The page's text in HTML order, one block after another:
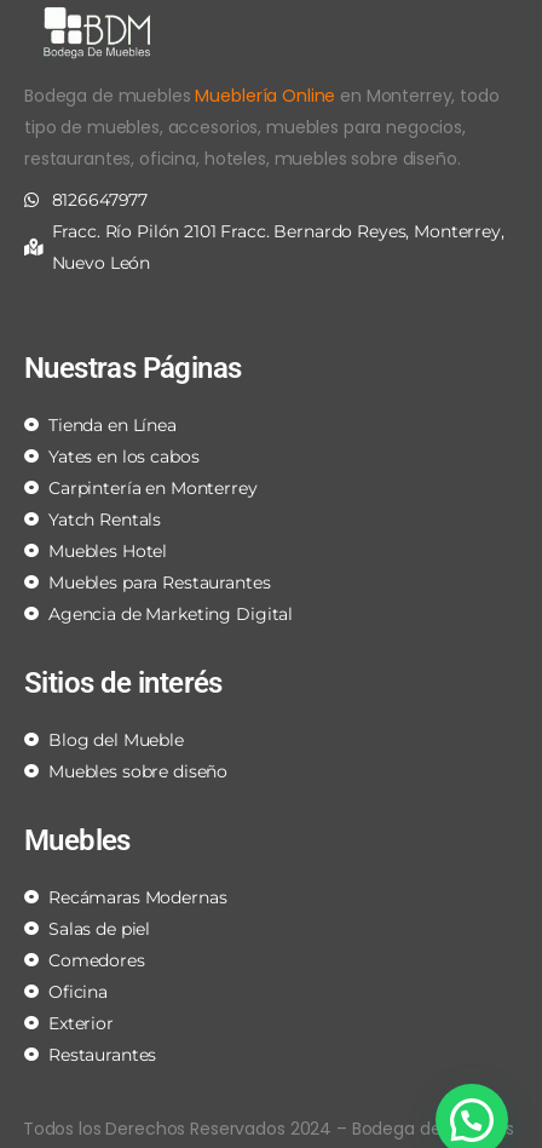
Bodega de mueblesMueblería Online en Monterrey, todo
tipo de muebles, accesorios, muebles para negocios,
restaurantes, oficina, hoteles, muebles sobre diseño.
8126647977
Fracc. Río Pilón 2101 Fracc. Bernardo Reyes, Monterrey,
Nuevo León
Nuestras Páginas
Tienda en Línea
Yates en los cabos
Carpintería en Monterrey
Yatch Rentals
Muebles Hotel
Muebles para Restaurantes
Agencia de Marketing Digital
Sitios de interés
Blog del Mueble
Muebles sobre diseño
Muebles
Recámaras Modernas
Salas de piel
Comedores
Oficina
Exterior
Restaurantes
Todos los Derechos Reservados 2024 – Bodega de Muebles